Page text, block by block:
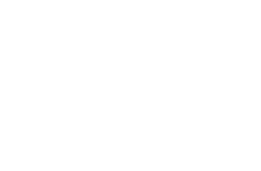
云交易，火速成立“斩毒行动”专案组，借调警员安迪